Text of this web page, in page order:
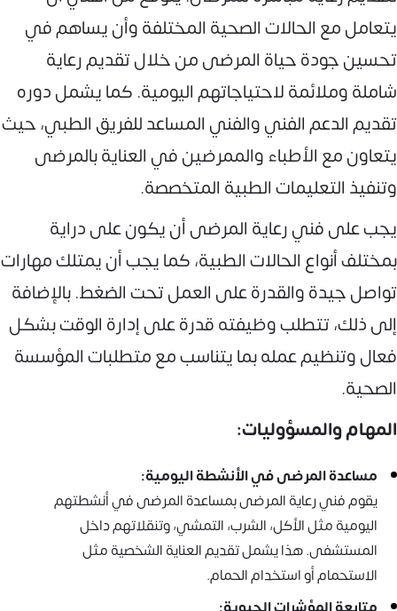
يتعامل مع الحالات الصحية المختلفة وأن يساهم في
تحسين جودة حياة المرضى من خلال تقديم رعاية
شاملة وملائمة لاحتياجاتهم اليومية. كما يشمل دوره
تقديم الدعم الفني والفني المساعد للفريق الطبي، حيث
يتعاون مع الأطباء والممرضين في العناية بالمرضى
وتنفيذ التعليمات الطبية المتخصصة.
يجب على فني رعاية المرضى أن يكون على دراية
بمختلف أنواع الحالات الطبية، كما يجب أن يمتلك مهارات
تواصل جيدة والقدرة على العمل تحت الضغط. بالإضافة
إلى ذلك، تتطلب وظيفته قدرة على إدارة الوقت بشكل
فعال وتنظيم عمله بما يتناسب مع متطلبات المؤسسة
الصحية.
المهام والمسؤوليات:
مساعدة المرضى في الأنشطة اليومية:
يقوم فني رعاية المرضى بمساعدة المرضى في أنشطتهم
اليومية مثل الأكل، الشرب، التمشي، وتنقلاتهم داخل
المستشفى. هذا يشمل تقديم العناية الشخصية مثل
الاستحمام أو استخدام الحمام.